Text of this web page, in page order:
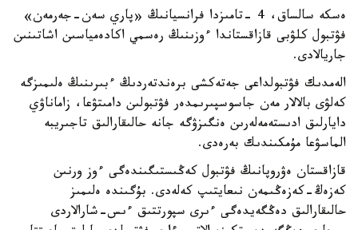
ەسكە سالساق، 4 -تامىزدا فرانسيانىڭ «پاري سەن-جەرمەن»
فۋتبول كلۋبى قازاقستاندا ءوزىنىڭ رەسمي اكادەمياسىن اشاتىنىن
جاريالادى.
الەمدىك فۋتبولداعى جەتەكشى برەندتەردىڭ ءبىرىنىڭ ەلىمىزگە
كەلۋى بالالار مەن جاسوسپىرىمدەر فۋتبولىن دامىتۋعا، زاماناۋي
دايارلىق ادىستەمەلەرىن ەنگىزۋگە جانە حالىقارالىق تاجىريبە
الماسۋعا مۇمكىندىك بەرەدى.
قازاقستان ەۋروپانىڭ فۋتبول كەڭىستىگىندەگى ءوز ورنىن
كەزەڭ-كەزەڭىمەن نىعايتىپ كەلەدى. بۇگىندە ەلىمىز
حالىقارالىق دەڭگەيدەگى ءىرى سپورتتىق ءىس-شارالاردى